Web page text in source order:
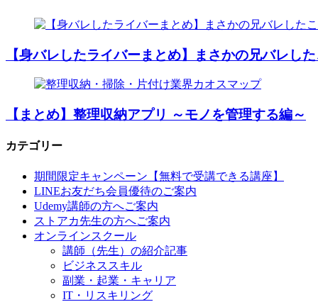
【身バレしたライバーまとめ】まさかの兄バレし
【まとめ】整理収納アプリ ～モノを管理する編～
カテゴリー
期間限定キャンペーン【無料で受講できる講座】
LINEお友だち会員優待のご案内
Udemy講師の方へご案内
ストアカ先生の方へご案内
オンラインスクール
講師（先生）の紹介記事
ビジネススキル
副業・起業・キャリア
IT・リスキリング